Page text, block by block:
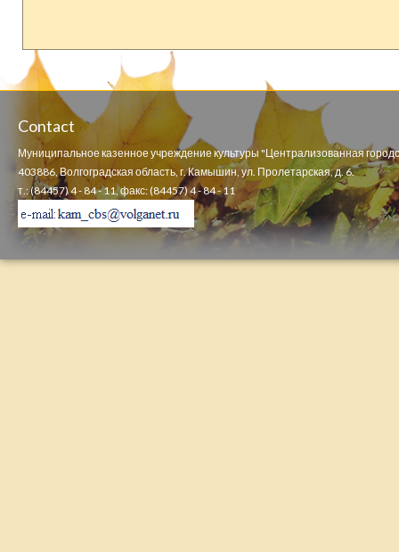
Contact
Муниципальное казенное учреждение культуры "Централизованная
403886, Волгоградская область, г. Камышин, ул. Пролетарская, д. 6.
т.: (84457) 4 - 84 - 11, факс: (84457) 4 - 84 - 11